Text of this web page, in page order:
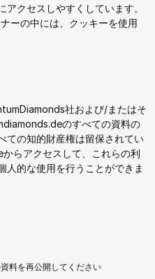
クセスしやすくしています。
ーの中には、クッキーを使用
社および/またはそ
のすべての資料の
ての知的財産権は留保されてい
らアクセスして、これらの利
人的な使用を行うことができま
料を再公開してください